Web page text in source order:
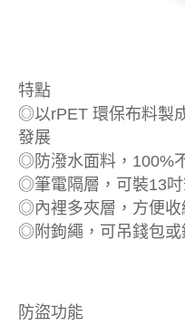
特點
◎以rPET 環保布料製
發展
◎防潑水面料，100%
◎筆電隔層，可裝13
◎內裡多夾層，方便收
◎附鉤繩，可吊錢包或
防盜功能